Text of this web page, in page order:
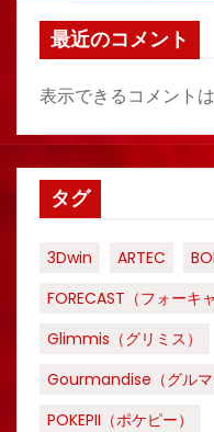
最近のコメント
表示できるコメント
タグ
3Dwin ARTEC
FORECAST（フォーキ
Glimmis（グリミス）
Gourmandise（グルマ
POKEPII（ポケピー）